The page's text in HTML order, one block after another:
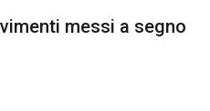
messi a segno